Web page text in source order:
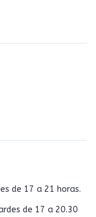
de 17 a 21 horas.
de 17 a 20.30